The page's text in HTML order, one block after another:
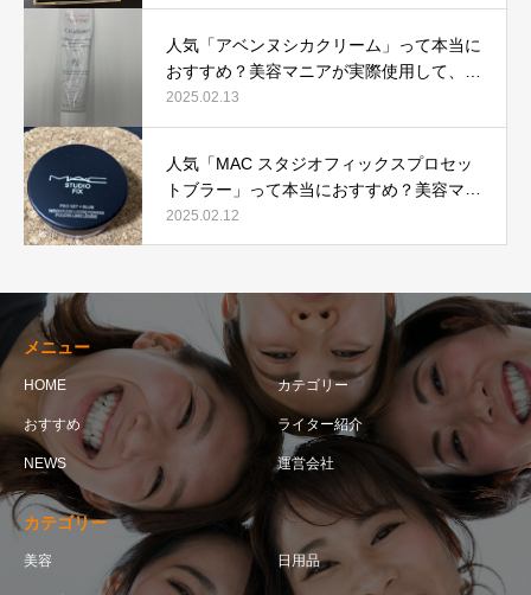
人気「アベンヌシカクリーム」って本当に
おすすめ？美容マニアが実際使用して、口
コミを検証！
2025.02.13
人気「MAC スタジオフィックスプロセッ
トブラー」って本当におすすめ？美容マニ
アが実際使用して口コミを検証！
2025.02.12
メニュー
HOME カテゴリー
おすすめ ライター紹介
NEWS 運営会社
カテゴリー
美容 日用品